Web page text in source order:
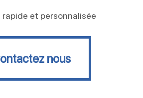
rapide et personnalisée
nous
nous